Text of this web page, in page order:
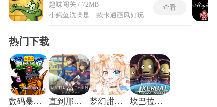
趣味闯关 / 72MB
查看
热门下载
数码暴龙3水晶版 直到那时手机版 梦幻甜心时装秀无广告版 坎巴拉太空计划手机版